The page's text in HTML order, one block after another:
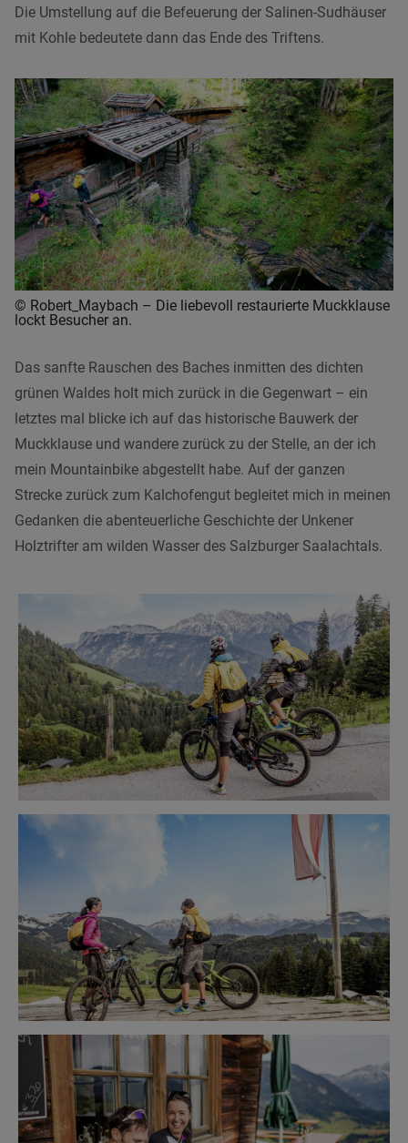
Die Umstellung auf die Befeuerung der Salinen-Sudhäuser
mit Kohle bedeutete dann das Ende des Triftens.
© Robert_Maybach – Die liebevoll restaurierte Muckklause
lockt Besucher an.
Das sanfte Rauschen des Baches inmitten des dichten
grünen Waldes holt mich zurück in die Gegenwart – ein
letztes mal blicke ich auf das historische Bauwerk der
Muckklause und wandere zurück zu der Stelle, an der ich
mein Mountainbike abgestellt habe. Auf der ganzen
Strecke zurück zum Kalchofengut begleitet mich in meinen
Gedanken die abenteuerliche Geschichte der Unkener
Holztrifter am wilden Wasser des Salzburger Saalachtals.